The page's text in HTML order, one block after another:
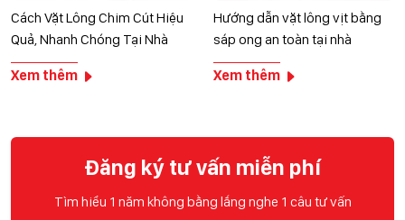
Cách Vặt Lông Chim Cút Hiệu
Quả, Nhanh Chóng Tại Nhà
Xem thêm
Hướng dẫn vặt lông vịt bằng
sáp ong an toàn tại nhà
Xem thêm
Đăng ký tư vấn miễn phí
Tìm hiểu 1 năm không bằng lắng nghe 1 câu tư vấn